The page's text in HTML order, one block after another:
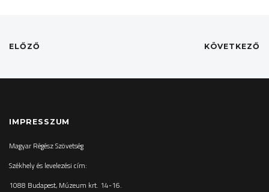
ELŐZŐ KÖVETKEZŐ
IMPRESSZUM
Magyar Régész Szövetség
Székhely és levelezési cím:
1088 Budapest, Múzeum krt. 14-16.